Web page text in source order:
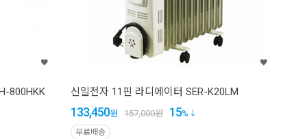
800HKK 신일전자 11핀 라디에이터 SER-K20LM
133,450원 157,000원 15%
무료배송